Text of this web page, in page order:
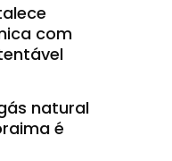
com
natural
é